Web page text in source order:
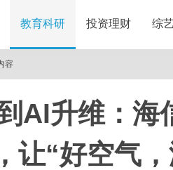
教育科研 投资理财 综
容
AI升维：海
让“好空气